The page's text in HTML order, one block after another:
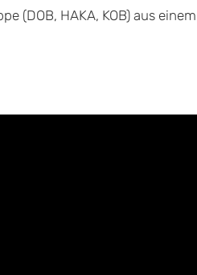
(DOB, HAKA, KOB) aus